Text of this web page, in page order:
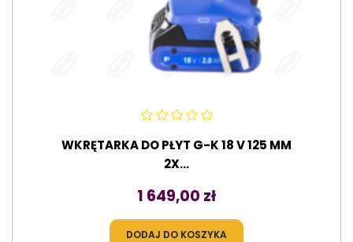
WKRĘTARKA DO PŁYT G-K 18 V 125 MM
2X...
Cena
1 649,00 zł
DODAJ DO KOSZYKA